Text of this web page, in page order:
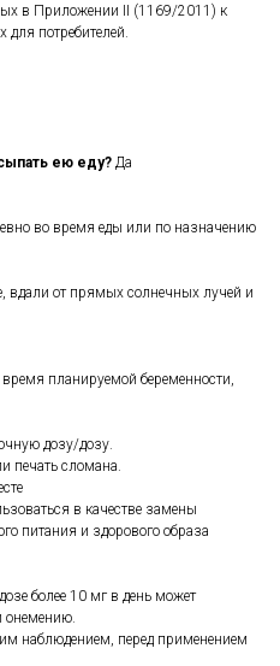
в Приложении II (1169/2011) к
для потребителей.
ею еду? Да
во время еды или по назначению
вдали от прямых солнечных лучей и
планируемой беременности,
дозу/дозу.
печать сломана.
в качестве замены
питания и здорового образа
более 10 мг в день может
онемению.
наблюдением, перед применением